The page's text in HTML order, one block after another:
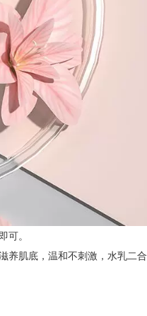
可。
养肌底，温和不刺激，水乳二合